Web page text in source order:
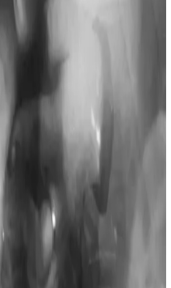
ihtiyaçlarına uygun
temel özellikleri ve
alanları
temel matematik işlemlerinden gelişmiş
özellikler sunar. Eğitim, finans ve
vazgeçilmezdir.
Ayarlarının Doğru Yapılması
önemi, nasıl yapılacağı ve dikkat
şekilde anlatılıyor. Doğru ayarlarla
Tuşunun İşlevleri ve
tuşu, indirim, faiz ve finansal
Doğru kullanım teknikleriyle
olur.